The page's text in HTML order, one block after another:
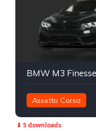
Assetto Corsa
⬇ 5 downloads